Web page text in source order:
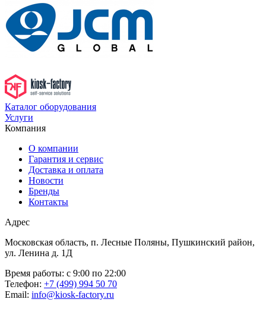
Каталог оборудования
Услуги
Компания
О компании
Гарантия и сервис
Доставка и оплата
Новости
Бренды
Контакты
Адрес
Московская область, п. Лесные Поляны, Пушкинский район,
ул. Ленина д. 1Д
Время работы: с 9:00 по 22:00
Телефон: +7 (499) 994 50 70
Email: info@kiosk-factory.ru